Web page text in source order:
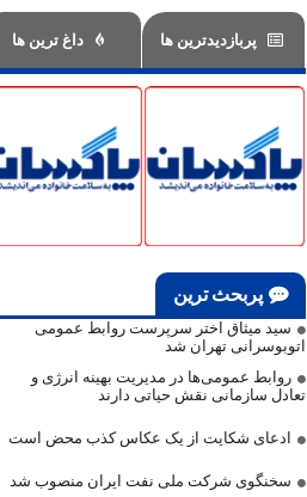
پربازدیدترین ها داغ ترین ها
پربحث ترین
سید میثاق اختر سرپرست روابط عمومی
اتوبوسرانی تهران شد
روابط عمومی‌ها در مدیریت بهینه انرژی و
تعادل سازمانی نقش حیاتی دارند
ادعای شکایت از یک عکاس کذب محض است
سخنگوی شرکت ملی نفت ایران منصوب شد